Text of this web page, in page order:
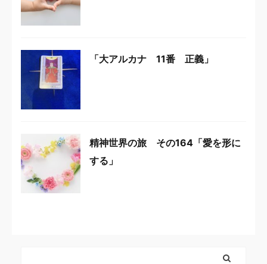
「大アルカナ 11番 正義」
精神世界の旅 その164「愛を形に
する」